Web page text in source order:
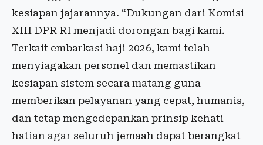
kesiapan jajarannya. “Dukungan dari Komisi
XIII DPR RI menjadi dorongan bagi kami.
Terkait embarkasi haji 2026, kami telah
menyiagakan personel dan memastikan
kesiapan sistem secara matang guna
memberikan pelayanan yang cepat, humanis,
dan tetap mengedepankan prinsip kehati-
hatian agar seluruh jemaah dapat berangkat